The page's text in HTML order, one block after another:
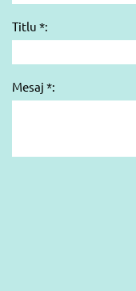
Titlu *:
Mesaj *: